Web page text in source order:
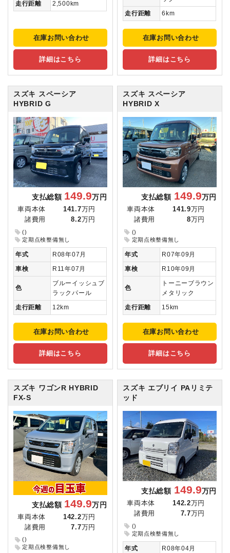
走行距離 2,500km
在庫お問い合わせ
詳細はこちら
走行距離
6km
在庫お問い合わせ
詳細はこちら
スズキ スペーシア
HYBRID G
支払総額 149.9万円
車両本体 141.7 万円
諸費用
8.2 万円
()
定期点検整備無し
年式
R08年07月
車検
R11年07月
色
ブルーイッシュブ
ラックパール
走行距離
12km
在庫お問い合わせ
詳細はこちら
スズキ スペーシア
HYBRID X
支払総額 149.9万円
車両本体 141.9 万円
諸費用
8 万円
()
定期点検整備無し
年式
R07年09月
車検
R10年09月
色
トーニーブラウン
メタリック
走行距離
15km
在庫お問い合わせ
詳細はこちら
スズキ ワゴンR HYBRID
FX-S
支払総額 149.9万円
車両本体 142.2 万円
諸費用
7.7 万円
()
定期点検整備無し
スズキ エブリイ PAリミテ
ッド
支払総額 149.9万円
車両本体 142.2 万円
諸費用
7.7 万円
()
定期点検整備無し
年式
R08年04月